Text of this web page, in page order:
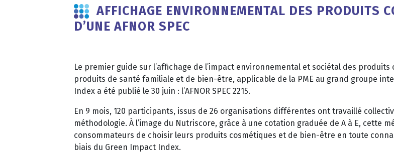
AFFICHAGE ENVIRONNEMENTAL DES PRODUITS
D’UNE AFNOR SPEC
Le premier guide sur l’affichage de l’impact environnemental et sociétal des
produits de santé familiale et de bien-être, applicable de la PME au grand groupe
Index a été publié le 30 juin : l’AFNOR SPEC 2215.
En 9 mois, 120 participants, issus de 26 organisations différentes ont travaillé
méthodologie. À l’image du Nutriscore, grâce à une cotation graduée de A à E, cette
consommateurs de choisir leurs produits cosmétiques et de bien-être en toute
biais du Green Impact Index.